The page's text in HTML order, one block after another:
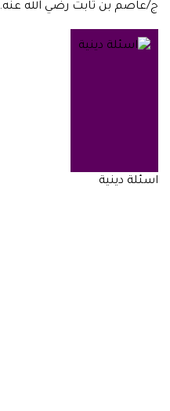
ج/عاصم بن ثابت رضي الله عنه.
اسئلة دينية